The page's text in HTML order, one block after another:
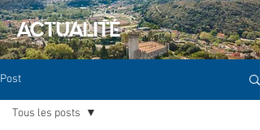
ACTUALITÉ
Post
Tous les posts